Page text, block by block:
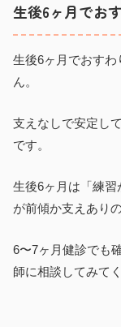
生後6ヶ月でお
生後6ヶ月でおす
ん。
支えなしで安定し
です。
生後6ヶ月は「練
が前傾か支えあり
6〜7ヶ月健診でも
師に相談してみて